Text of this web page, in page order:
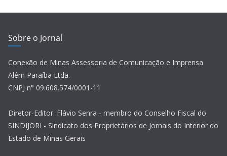
Sobre o Jornal
Conexão de Minas Assessoria de Comunicação e Imprensa
Além Paraíba Ltda.
CNPJ n° 09.608.574/0001-11
Diretor-Editor: Flávio Senra - membro do Conselho Fiscal do
SINDIJORI - Sindicato dos Proprietários de Jornais do Interior do
Estado de Minas Gerais